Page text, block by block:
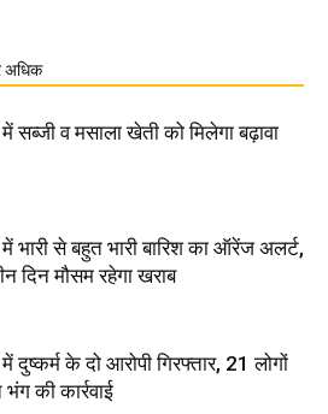
में सब्जी व मसाला खेती को मिलेगा बढ़ावा
में भारी से बहुत भारी बारिश का ऑरेंज अलर्ट,
दिन मौसम रहेगा खराब
में दुष्कर्म के दो आरोपी गिरफ्तार, 21 लोगों
भंग की कार्रवाई